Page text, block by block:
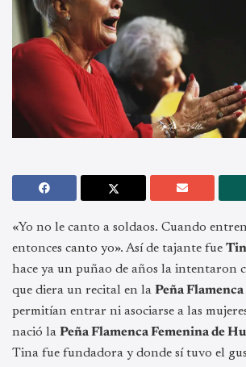
«Yo no le canto a soldaos. Cuando
entonces canto yo». Así de tajante fue
hace ya un puñao de años la intentaron
que diera un recital en la Peña
permitían entrar ni asociarse a las
nació la Peña Flamenca Femenina de
Tina fue fundadora y donde sí tuvo el